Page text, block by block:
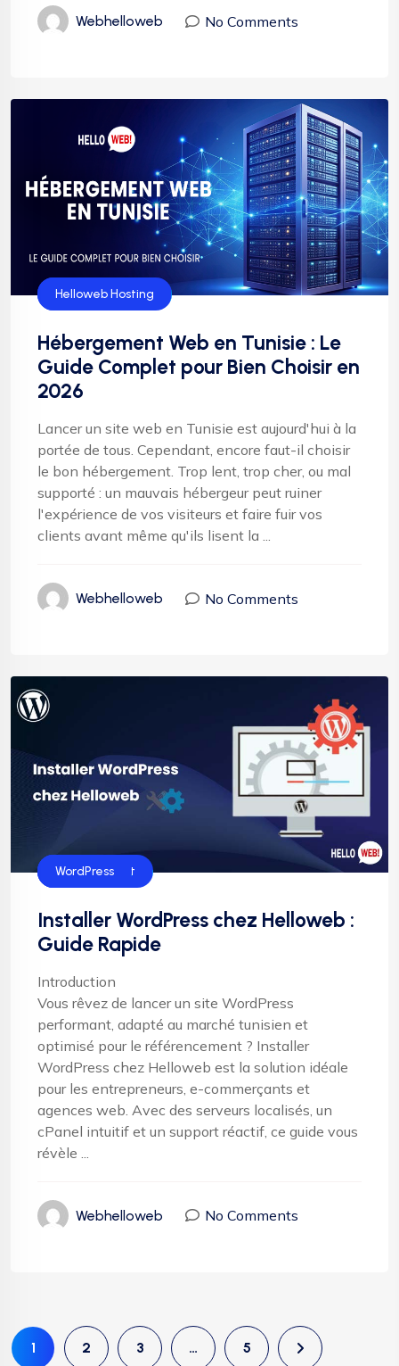
Webhelloweb No Comments
Hébergement
Helloweb Hosting
Hébergement Web en Tunisie : Le
Guide Complet pour Bien Choisir en
2026
Lancer un site web en Tunisie est aujourd'hui à la
portée de tous. Cependant, encore faut-il choisir
le bon hébergement. Trop lent, trop cher, ou mal
supporté : un mauvais hébergeur peut ruiner
l'expérience de vos visiteurs et faire fuir vos
clients avant même qu'ils lisent la ...
Webhelloweb No Comments
Hébergement
SEO
WordPress
Installer WordPress chez Helloweb :
Guide Rapide
Introduction
Vous rêvez de lancer un site WordPress
performant, adapté au marché tunisien et
optimisé pour le référencement ? Installer
WordPress chez Helloweb est la solution idéale
pour les entrepreneurs, e-commerçants et
agences web. Avec des serveurs localisés, un
cPanel intuitif et un support réactif, ce guide vous
révèle ...
Webhelloweb No Comments
1 2 3 … 5